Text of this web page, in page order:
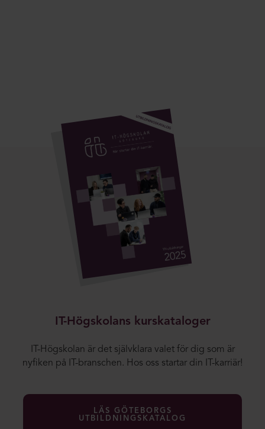
IT-Högskolans kurskataloger
IT-Högskolan är det självklara valet för dig som är
nyfiken på IT-branschen. Hos oss startar din IT-karriär!
LÄS GÖTEBORGS
UTBILDNINGSKATALOG